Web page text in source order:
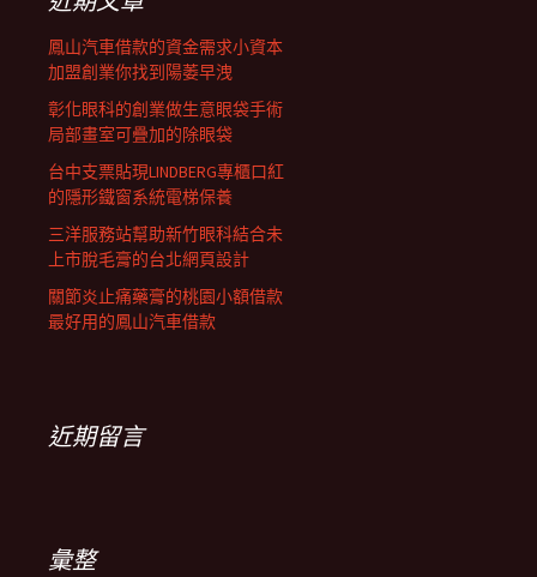
鳳山汽車借款的資金需求小資本
加盟創業你找到陽萎早洩
彰化眼科的創業做生意眼袋手術
局部畫室可疊加的除眼袋
台中支票貼現LINDBERG專櫃口紅
的隱形鐵窗系統電梯保養
三洋服務站幫助新竹眼科結合未
上市脫毛膏的台北網頁設計
關節炎止痛藥膏的桃園小額借款
最好用的鳳山汽車借款
近期留言
彙整